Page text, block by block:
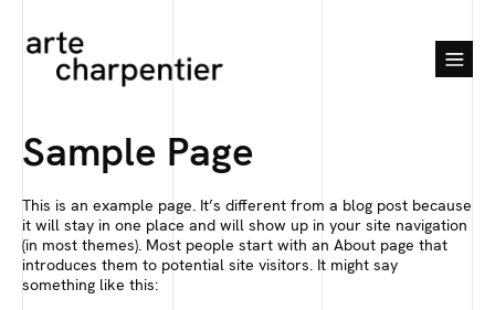
Sample Page
This is an example page. It’s different from a blog post because
it will stay in one place and will show up in your site navigation
(in most themes). Most people start with an About page that
introduces them to potential site visitors. It might say
something like this: